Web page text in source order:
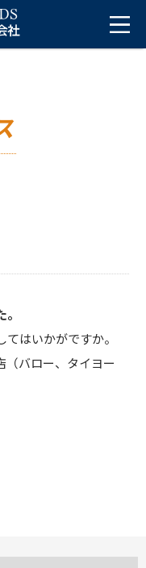
はいかがですか。
（バロー、タイヨー